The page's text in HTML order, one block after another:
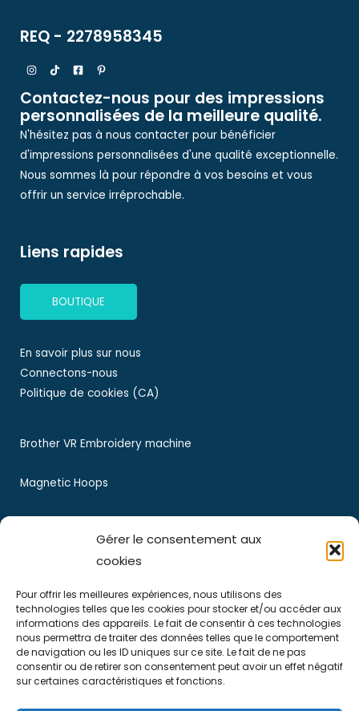
Gérer le consentement aux
cookies
Pour offrir les meilleures expériences, nous utilisons des
technologies telles que les cookies pour stocker et/ou accéder aux
informations des appareils. Le fait de consentir à ces technologies
nous permettra de traiter des données telles que le comportement
de navigation ou les ID uniques sur ce site. Le fait de ne pas
consentir ou de retirer son consentement peut avoir un effet négatif
sur certaines caractéristiques et fonctions.
REQ - 2278958345
Contactez-nous pour des impressions
personnalisées de la meilleure qualité.
N'hésitez pas à nous contacter pour bénéficier
d'impressions personnalisées d'une qualité exceptionnelle.
Nous sommes là pour répondre à vos besoins et vous
offrir un service irréprochable.
Liens rapides
BOUTIQUE
En savoir plus sur nous
Connectons-nous
Politique de cookies (CA)
Brother VR Embroidery machine
Magnetic Hoops
Liens importants
Politique de confidentialité
Détails d’Expédition
Termes et Conditions
Politique de remboursement et de retour